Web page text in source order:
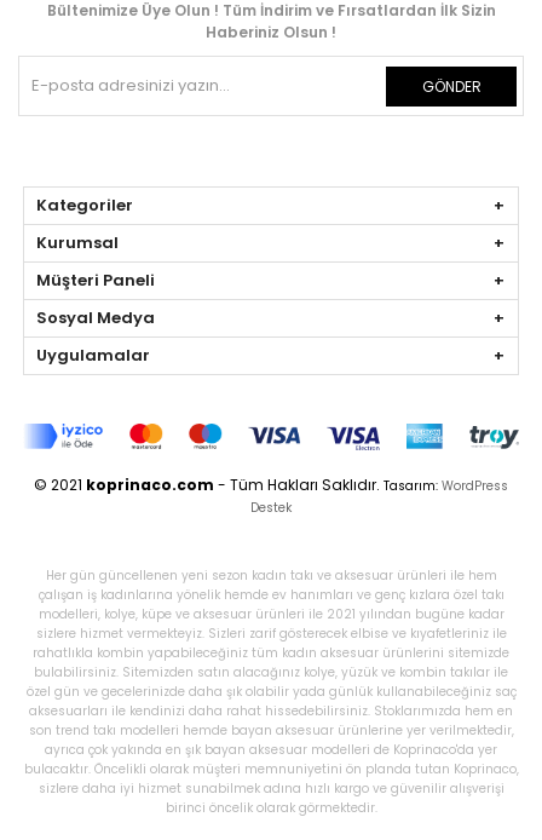
Bültenimize Üye Olun ! Tüm İndirim ve Fırsatlardan İlk Sizin
Haberiniz Olsun !
GÖNDER
Kategoriler
Kurumsal
Müşteri Paneli
Sosyal Medya
Uygulamalar
© 2021 koprinaco.com - Tüm Hakları Saklıdır. Tasarım: WordPress
Destek
Her gün güncellenen yeni sezon kadın takı ve aksesuar ürünleri ile hem
çalışan iş kadınlarına yönelik hemde ev hanımları ve genç kızlara özel takı
modelleri, kolye, küpe ve aksesuar ürünleri ile 2021 yılından bugüne kadar
sizlere hizmet vermekteyiz. Sizleri zarif gösterecek elbise ve kıyafetleriniz ile
rahatlıkla kombin yapabileceğiniz tüm kadın aksesuar ürünlerini sitemizde
bulabilirsiniz. Sitemizden satın alacağınız kolye, yüzük ve kombin takılar ile
özel gün ve gecelerinizde daha şık olabilir yada günlük kullanabileceğiniz saç
aksesuarları ile kendinizi daha rahat hissedebilirsiniz. Stoklarımızda hem en
son trend takı modelleri hemde bayan aksesuar ürünlerine yer verilmektedir,
ayrıca çok yakında en şık bayan aksesuar modelleri de Koprinaco'da yer
bulacaktır. Öncelikli olarak müşteri memnuniyetini ön planda tutan Koprinaco,
sizlere daha iyi hizmet sunabilmek adına hızlı kargo ve güvenilir alışverişi
birinci öncelik olarak görmektedir.